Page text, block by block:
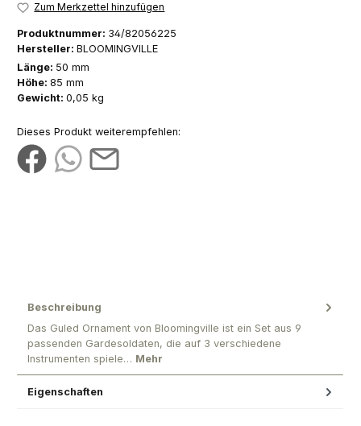
Zum Merkzettel hinzufügen
Produktnummer: 34/82056225
Hersteller: BLOOMINGVILLE
Länge: 50 mm
Höhe: 85 mm
Gewicht: 0,05 kg
Dieses Produkt weiterempfehlen:
Beschreibung
Das Guled Ornament von Bloomingville ist ein Set aus 9
passenden Gardesoldaten, die auf 3 verschiedene
Instrumenten spiele… Mehr
Eigenschaften